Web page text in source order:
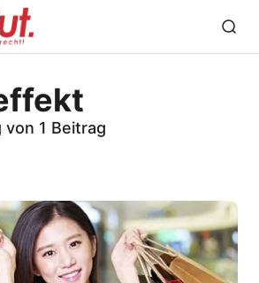
von 1 Beitrag